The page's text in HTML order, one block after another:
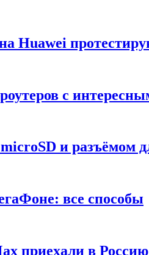
Huawei
с
и разъёмом
все способы
приехали в